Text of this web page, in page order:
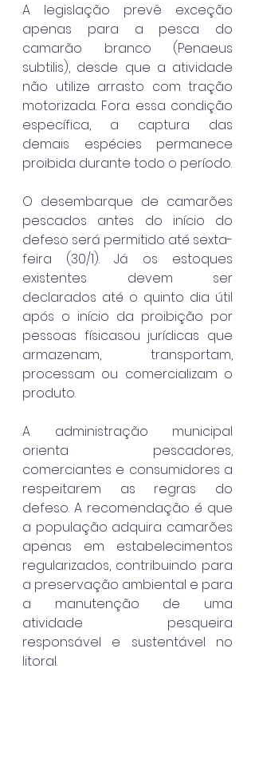
A legislação prevê exceção
apenas para a pesca do
camarão branco (Penaeus
subtilis), desde que a atividade
não utilize arrasto com tração
motorizada. Fora essa condição
específica, a captura das
demais espécies permanece
proibida durante todo o período.
O desembarque de camarões
pescados antes do início do
defeso será permitido até sexta-
feira (30/1). Já os estoques
existentes devem ser
declarados até o quinto dia útil
após o início da proibição por
pessoas físicasou jurídicas que
armazenam, transportam,
processam ou comercializam o
produto.
A administração municipal
orienta pescadores,
comerciantes e consumidores a
respeitarem as regras do
defeso. A recomendação é que
a população adquira camarões
apenas em estabelecimentos
regularizados, contribuindo para
a preservação ambiental e para
a manutenção de uma
atividade pesqueira
responsável e sustentável no
litoral.